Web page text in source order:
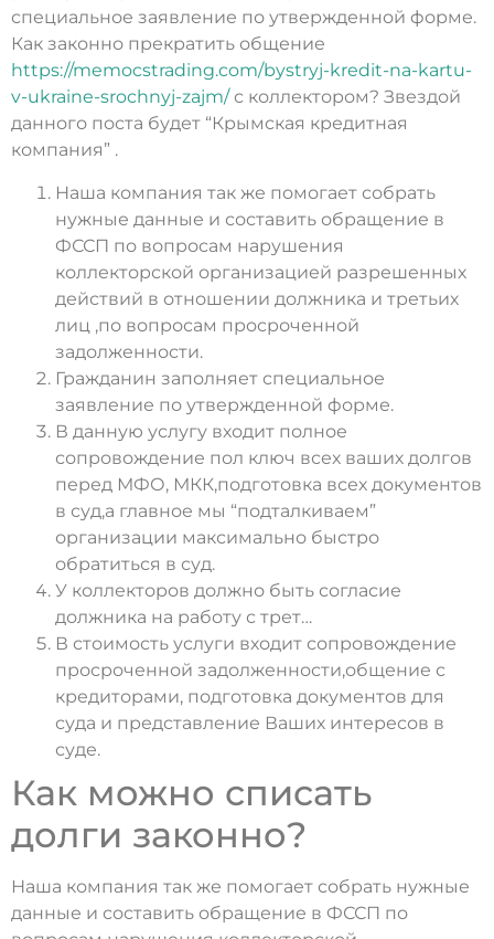
специальное заявление по утвержденной форме.
Как законно прекратить общение
https://memocstrading.com/bystryj-kredit-na-kartu-
v-ukraine-srochnyj-zajm/с коллектором? Звездой
данного поста будет “Крымская кредитная
компания” .
Наша компания так же помогает собрать
нужные данные и составить обращение в
ФССП по вопросам нарушения
коллекторской организацией разрешенных
действий в отношении должника и третьих
лиц ,по вопросам просроченной
задолженности.
Гражданин заполняет специальное
заявление по утвержденной форме.
В данную услугу входит полное
сопровождение пол ключ всех ваших долгов
перед МФО, МКК,подготовка всех документов
в суд,а главное мы “подталкиваем”
организации максимально быстро
обратиться в суд.
У коллекторов должно быть согласие
должника на работу с трет…
В стоимость услуги входит сопровождение
просроченной задолженности,общение с
кредиторами, подготовка документов для
суда и представление Ваших интересов в
суде.
Как можно списать
долги законно?
Наша компания так же помогает собрать нужные
данные и составить обращение в ФССП по